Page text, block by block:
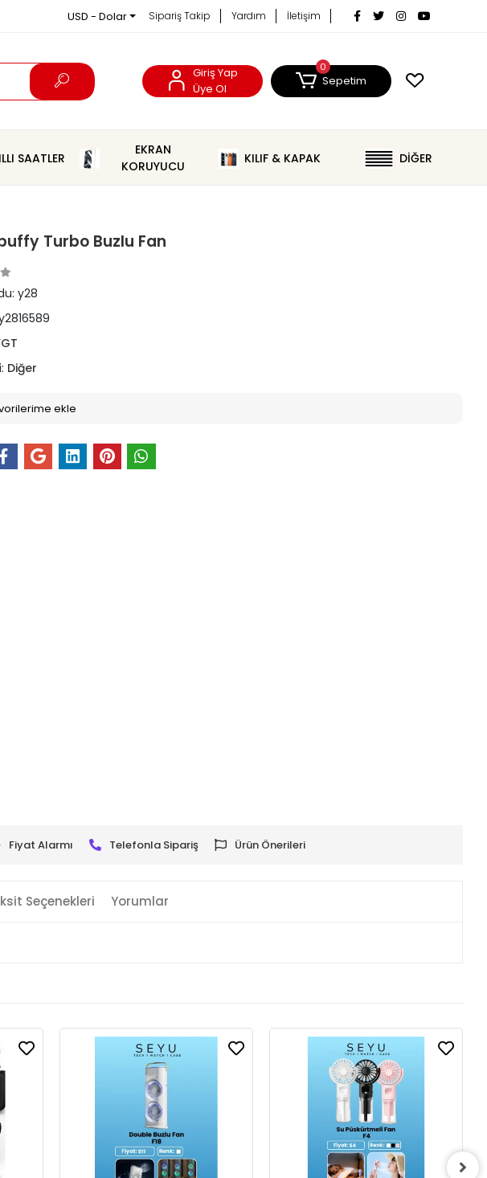
USD - Dolar Sipariş Takip Yardım İletişim
Giriş Yap
Üye Ol
0
Sepetim
SAATLER
EKRAN
KORUYUCU
KILIF & KAPAK DİĞER
Turbo Buzlu Fan
y28
Diğer
ekle
Fiyat Alarmı Telefonla Sipariş Ürün Önerileri
Seçenekleri Yorumlar